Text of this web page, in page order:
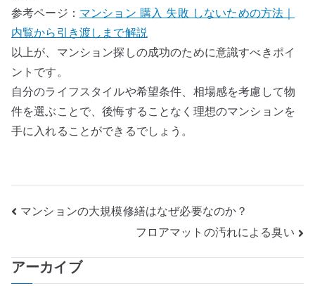
参考ページ： マンション 購入 失敗 しないための方法｜
内覧から引き渡しまで解説
以上が、マンション探しの成功のために意識すべきポイ
ントです。
自分のライフスタイルや希望条件、相場感を考慮して物
件を選ぶことで、後悔することなく理想のマンションを
手に入れることができるでしょう。
投
ナ
マンションの大規模修繕はなぜ必要なのか？
フロアマットの汚れによる臭い
アーカイブ